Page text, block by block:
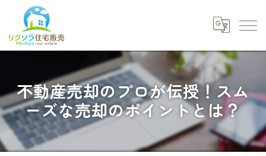
不動産売却のプロが伝授！スム
ーズな売却のポイントとは？